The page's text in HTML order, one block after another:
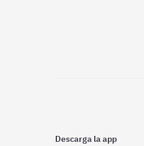
Descarga la app